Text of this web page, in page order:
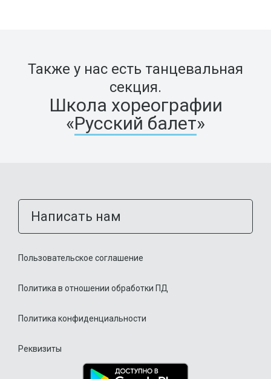
Также у нас есть танцевальная
секция.
Школа хореографии
«Русский балет»
Написать нам
Пользовательское соглашение
Политика в отношении обработки ПД
Политика конфиденциальности
Реквизиты